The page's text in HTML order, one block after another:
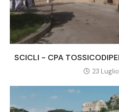
SCICLI - CPA
23